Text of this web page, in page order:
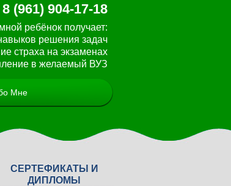
8 (961) 904-17-18
ребёнок получает:
решения задач
страха на экзаменах
в желаемый ВУЗ
Мне
СЕРТЕФИКАТЫ И
ДИПЛОМЫ
< >